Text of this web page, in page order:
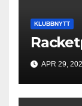
KLUBBNYTT
APR 29,